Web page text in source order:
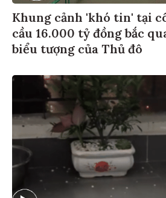
Khung cảnh 'khó tin' tại
cầu 16.000 tỷ đồng bắc
biểu tượng của Thủ đô